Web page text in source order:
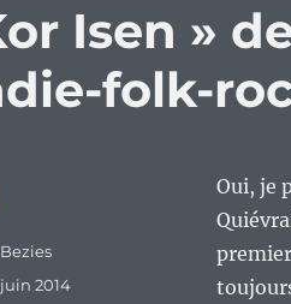
Isen »
folk-
Oui, je
2014